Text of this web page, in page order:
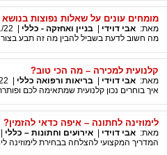
מומחים עונים על שאלות נפוצות
מאת: אבי דוידי בניין ואחזקה - כללי 22
מה חשוב לדעת בשביל להבין מה זה תבע
קלנועית למכירה – מה הכי טוב?
מאת: אבי דוידי בריאות ורפואה כללי
איך בוחרים נכון קלנועית שמתאימה לכם
לימוזינה לחתונה – איפה כדאי להזמין?
מאת: אבי דוידי אירועים וחתונות – כללי
המדריך המקצועי להצלחה בבחירת לימוזינה